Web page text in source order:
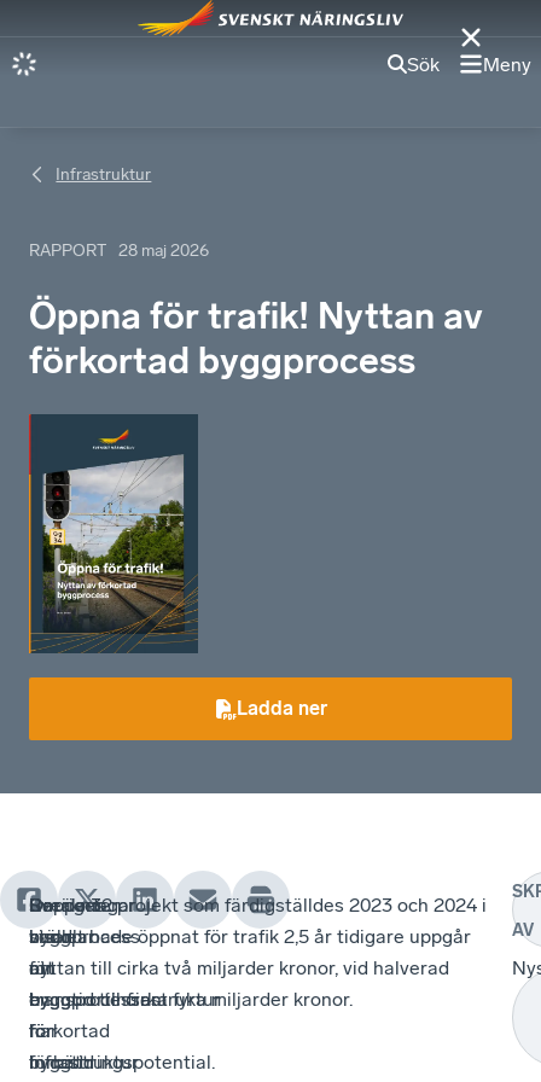
Sök Meny
Infrastruktur​
RAPPORT 28 maj 2026
Öppna för trafik! Nyttan av
förkortad byggprocess
Ladda ner
Rapporten
handlar
om
byggprocessen
för
infrastruktur
Sveriges
byggprocess
för
transportinfrastruktur
har
förbättringspotential.
Beräkningar
visar
att
en
förkortad
byggtid
Om de 32 projekt som färdigställdes 2023 och 2024 i
stället hade öppnat för trafik 2,5 år tidigare uppgår
nyttan till cirka två miljarder kronor, vid halverad
byggtid till cirka fyra miljarder kronor.
AV